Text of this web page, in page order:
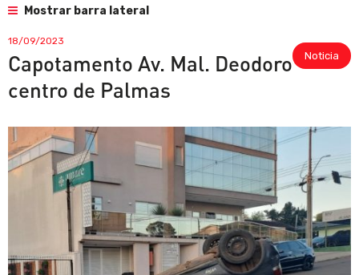
Mostrar barra lateral
Noticia
18/09/2023
Capotamento Av. Mal. Deodoro
centro de Palmas